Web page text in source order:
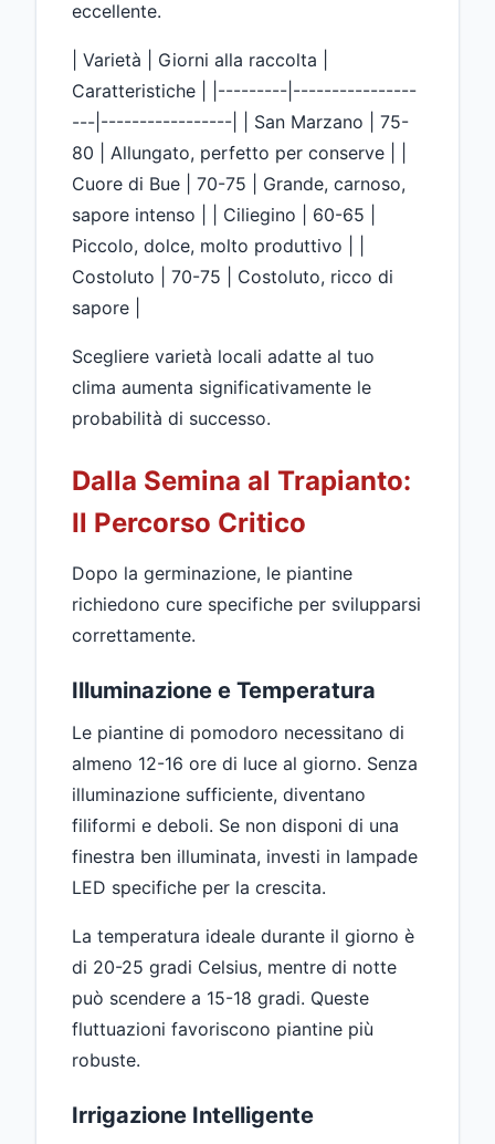
eccellente.
| Varietà | Giorni alla raccolta |
Caratteristiche | |---------|----------------
---|-----------------| | San Marzano | 75-
80 | Allungato, perfetto per conserve | |
Cuore di Bue | 70-75 | Grande, carnoso,
sapore intenso | | Ciliegino | 60-65 |
Piccolo, dolce, molto produttivo | |
Costoluto | 70-75 | Costoluto, ricco di
sapore |
Scegliere varietà locali adatte al tuo
clima aumenta significativamente le
probabilità di successo.
Dalla Semina al Trapianto:
Il Percorso Critico
Dopo la germinazione, le piantine
richiedono cure specifiche per svilupparsi
correttamente.
Illuminazione e Temperatura
Le piantine di pomodoro necessitano di
almeno 12-16 ore di luce al giorno. Senza
illuminazione sufficiente, diventano
filiformi e deboli. Se non disponi di una
finestra ben illuminata, investi in lampade
LED specifiche per la crescita.
La temperatura ideale durante il giorno è
di 20-25 gradi Celsius, mentre di notte
può scendere a 15-18 gradi. Queste
fluttuazioni favoriscono piantine più
robuste.
Irrigazione Intelligente